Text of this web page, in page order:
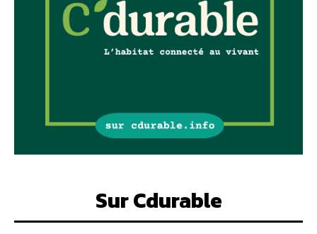
Sur Cdurable